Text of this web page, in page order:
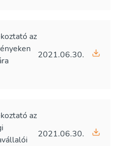
az
2021.06.30.
az
2021.06.30.